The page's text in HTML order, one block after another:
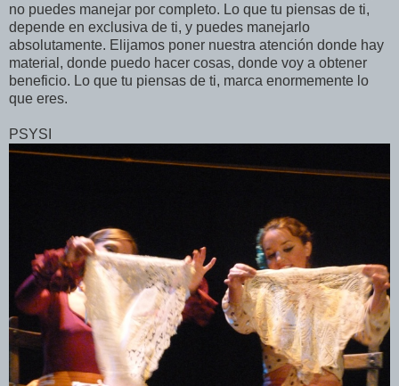
no puedes manejar por completo. Lo que tu piensas de ti,
depende en exclusiva de ti, y puedes manejarlo
absolutamente. Elijamos poner nuestra atención donde hay
material, donde puedo hacer cosas, donde voy a obtener
beneficio. Lo que tu piensas de ti, marca enormemente lo
que eres.
PSYSI